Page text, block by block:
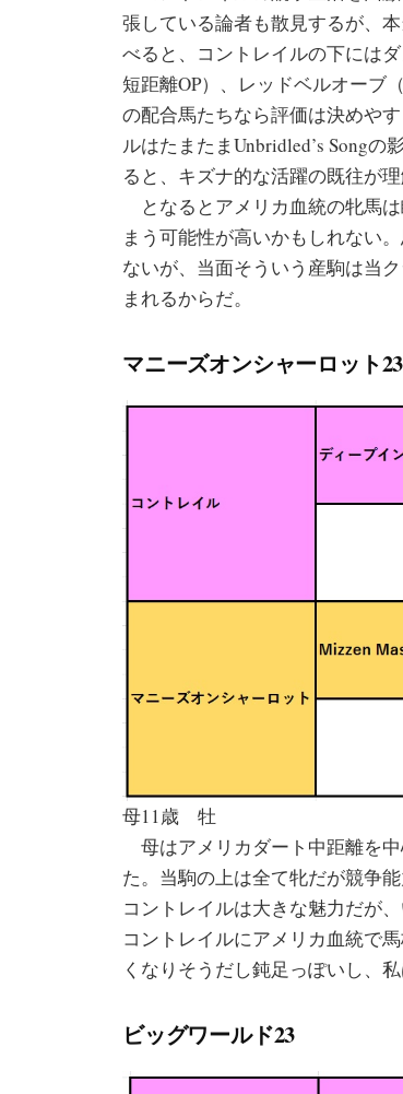
張している論者も散見するが、
べると、コントレイルの下には
短距離OP）、レッドベルオーブ
の配合馬たちなら評価は決めや
ルはたまたまUnbridled’s Songの
ると、キズナ的な活躍の既往が理
となるとアメリカ血統の牝馬
まう可能性が高いかもしれない
ないが、当面そういう産駒は当
まれるからだ。
マニーズオンシャーロット23
母11歳 牡
母はアメリカダート中距離を
た。当駒の上は全て牝だが競争
コントレイルは大きな魅力だが
コントレイルにアメリカ血統で
くなりそうだし鈍足っぽいし、
ビッグワールド23